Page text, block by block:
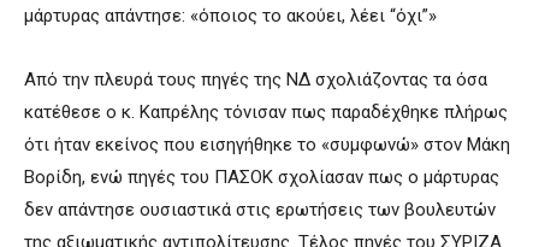
μάρτυρας απάντησε: «όποιος το ακούει, λέει “όχι”»
Από την πλευρά τους πηγές της ΝΔ σχολιάζοντας τα όσα
κατέθεσε ο κ. Καπρέλης τόνισαν πως παραδέχθηκε πλήρως
ότι ήταν εκείνος που εισηγήθηκε το «συμφωνώ» στον Μάκη
Βορίδη, ενώ πηγές του ΠΑΣΟΚ σχολίασαν πως ο μάρτυρας
δεν απάντησε ουσιαστικά στις ερωτήσεις των βουλευτών
της αξιωματικής αντιπολίτευσης. Τέλος πηγές του ΣΥΡΙΖΑ